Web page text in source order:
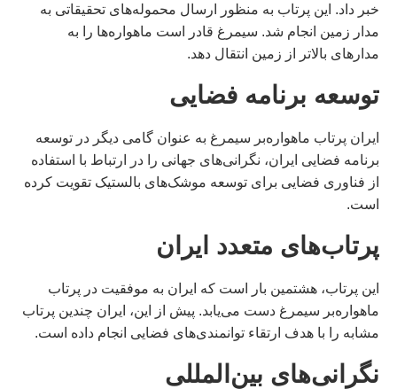
خبر داد. این پرتاب به‌ منظور ارسال محموله‌های تحقیقاتی به
مدار زمین انجام شد. سیمرغ قادر است ماهواره‌ها را به
مدارهای بالاتر از زمین انتقال دهد.
توسعه برنامه فضایی
ایران پرتاب ماهواره‌بر سیمرغ به عنوان گامی دیگر در توسعه
برنامه فضایی ایران، نگرانی‌های جهانی را در ارتباط با استفاده
از فناوری فضایی برای توسعه موشک‌های بالستیک تقویت کرده
است.
پرتاب‌های متعدد ایران
این پرتاب، هشتمین بار است که ایران به موفقیت در پرتاب
ماهواره‌بر سیمرغ دست می‌یابد. پیش از این، ایران چندین پرتاب
مشابه را با هدف ارتقاء توانمندی‌های فضایی انجام داده است.
نگرانی‌های بین‌المللی